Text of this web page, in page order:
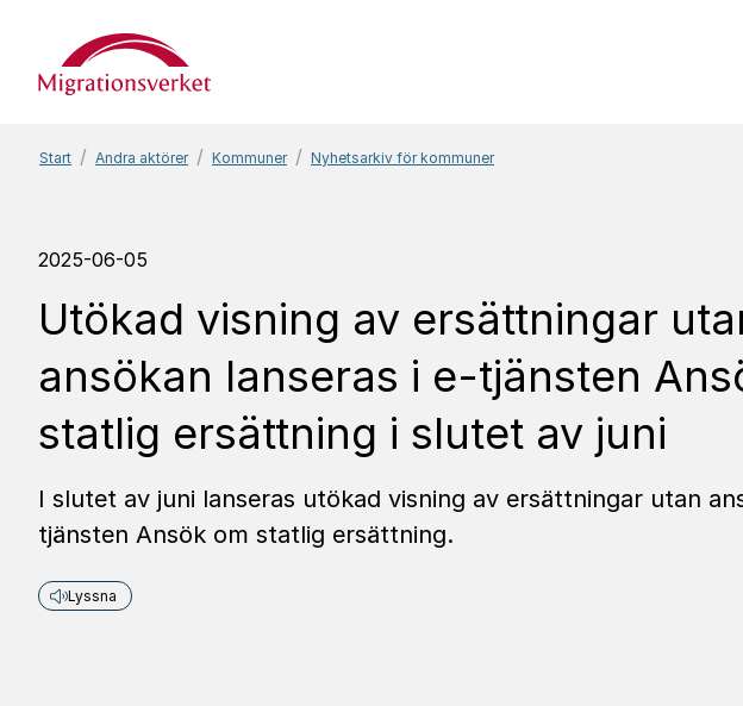
Start
Start Andra aktörer Kommuner Nyhetsarkiv för kommuner
2025-06-05
Utökad visning av ersättningar
ansökan lanseras i e-tjänsten
statlig ersättning i slutet av juni
I slutet av juni lanseras utökad visning av ersättningar utan
tjänsten Ansök om statlig ersättning.
Lyssna